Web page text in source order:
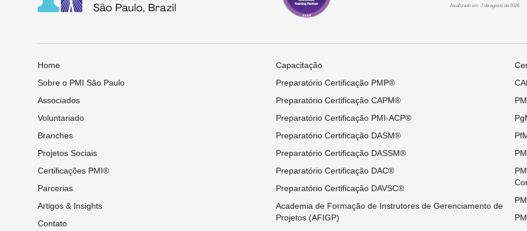
Atualizado em: 7 de agosto de 2026
Home
Sobre o PMI São Paulo
Associados
Voluntariado
Branches
Projetos Sociais
Certificações PMI®
Parcerias
Artigos & Insights
Contato
Capacitação
Preparatório Certificação PMP®
Preparatório Certificação CAPM®
Preparatório Certificação PMI-ACP®
Preparatório Certificação DASM®
Preparatório Certificação DASSM®
Preparatório Certificação DAC®
Preparatório Certificação DAVSC®
Academia de Formação de Instrutores de Gerenciamento de
Projetos (AFIGP)